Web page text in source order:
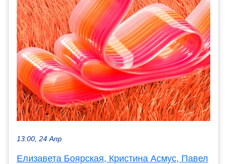
13:00, 24 Апр
Елизавета Боярская, Кристина Асмус, Павел